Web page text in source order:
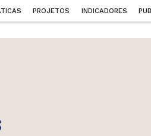
PROJETOS INDICADORES